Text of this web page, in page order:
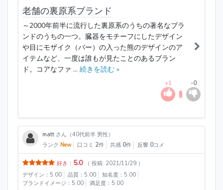
老舗の裏原系ブランド
～2000年前半に流行した裏原系のうちの著名なブラ
ンドのうちの一つ。臓器をモチーフにしたデザイン
や目にモザイク（バー）の入った熊のデザインのア
イテムなど、一度は誰もが見たことのあるブラン
ド。コアなファ ... 続きを読む »
+1 -0
matt さん（40代前半 男性）
ランク New 口コミ 2件 共感 0件 反響 0コメ
好き： 5.0
（ 投稿: 2021/11/29 ）
デザイン：5.00
品質：5.00
知名度：5.00
ブランドイメージ：5.00
満足度：5.00